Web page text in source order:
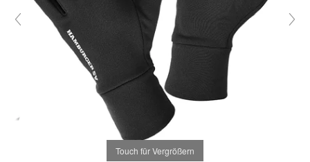
Touch für Vergrößern